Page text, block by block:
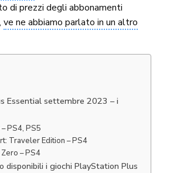
di prezzi degli abbonamenti
ve ne abbiamo parlato in un altro
Essential settembre 2023 – i
PS4, PS5
Traveler Edition – PS4
– PS4
disponibili i giochi PlayStation Plus